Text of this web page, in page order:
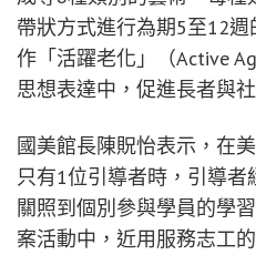
帶狀方式進行為期5至12
作「活躍老化」（Active
思想表達中，促進長者與
國美館長陳貺怡表示，在
只有1位引導者時，引導
關照到個別參與學員的學
案活動中，近用服務志工